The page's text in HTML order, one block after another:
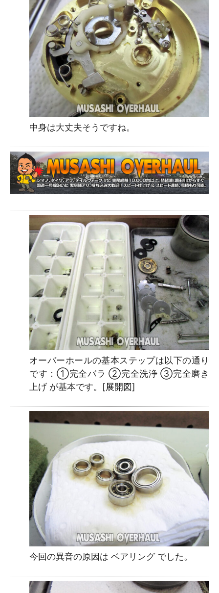
中身は大丈夫そうですね。
オーバーホールの基本ステップは以下の通り
です：①完全バラ ②完全洗浄 ③完全磨き
上げ が基本です。[展開図]
今回の異音の原因は ベアリング でした。